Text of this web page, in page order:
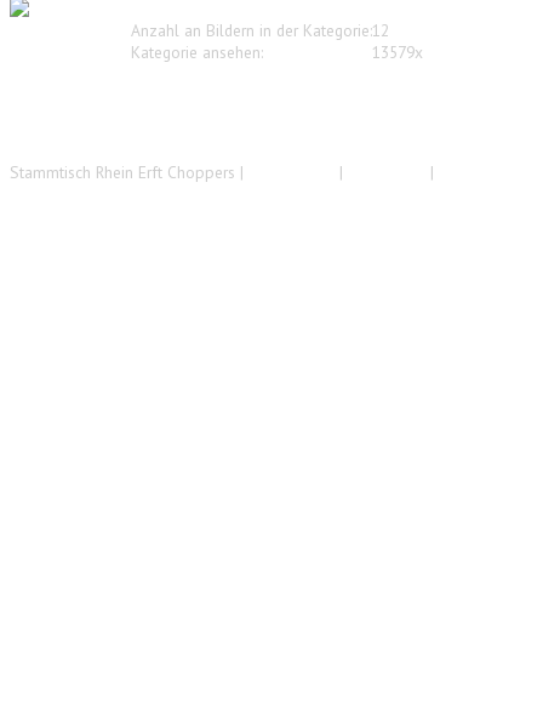
Anzahl an Bildern in der Kategorie:12
Kategorie ansehen:
13579x
Stammtisch Rhein Erft Choppers | | |